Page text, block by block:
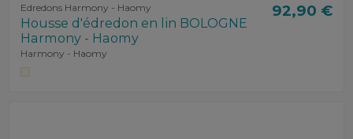
Edredons Harmony - Haomy
Housse d'édredon en lin BOLOGNE
Harmony - Haomy
Harmony - Haomy
92,90 €